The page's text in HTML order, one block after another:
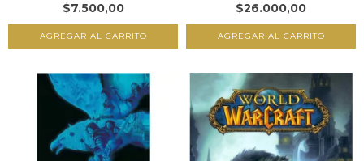
$7.500,00 $26.000,00